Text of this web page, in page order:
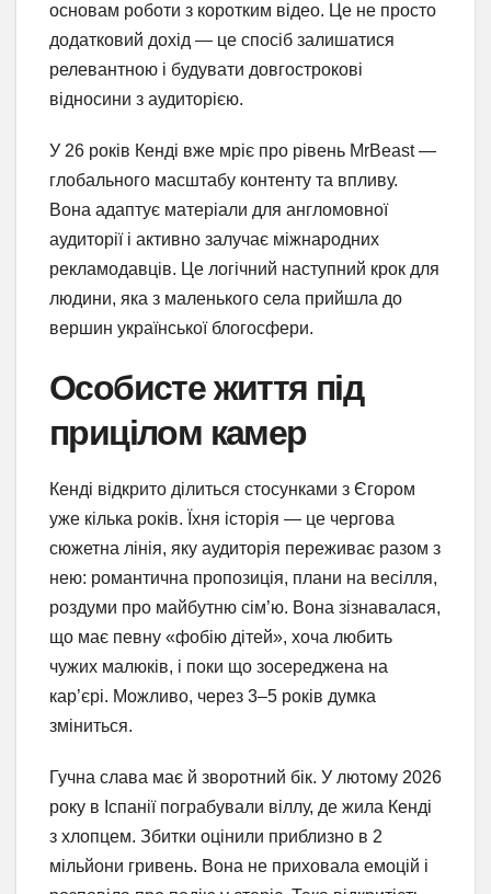
основам роботи з коротким відео. Це не просто
додатковий дохід — це спосіб залишатися
релевантною і будувати довгострокові
відносини з аудиторією.
У 26 років Кенді вже мріє про рівень MrBeast —
глобального масштабу контенту та впливу.
Вона адаптує матеріали для англомовної
аудиторії і активно залучає міжнародних
рекламодавців. Це логічний наступний крок для
людини, яка з маленького села прийшла до
вершин української блогосфери.
Особисте життя під
прицілом камер
Кенді відкрито ділиться стосунками з Єгором
уже кілька років. Їхня історія — це чергова
сюжетна лінія, яку аудиторія переживає разом з
нею: романтична пропозиція, плани на весілля,
роздуми про майбутню сім’ю. Вона зізнавалася,
що має певну «фобію дітей», хоча любить
чужих малюків, і поки що зосереджена на
кар’єрі. Можливо, через 3–5 років думка
зміниться.
Гучна слава має й зворотний бік. У лютому 2026
року в Іспанії пограбували віллу, де жила Кенді
з хлопцем. Збитки оцінили приблизно в 2
мільйони гривень. Вона не приховала емоцій і